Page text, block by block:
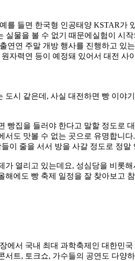
들면 한국형 인공태양 KSTAR가
물을 볼 수 없기 때문에실험이 시
연 주말 개방 행사를 진행하고 있
자력연 등이 예정돼 있어서 대전
시 같은데, 사실 대전하면 빵 이야
집을 들러야 한다고 말할 정도로
도 맛볼 수 없는 곳으로 유명합니
이 줄을 서서 방을 사갈 정도로 정말
열리고 있는데요, 성심당을 비롯
에도 빵 축제 일정을 잘 찾아보고
서 국내 최대 과학축제인 대한민
트, 토크쇼, 가수들의 공연도 다양